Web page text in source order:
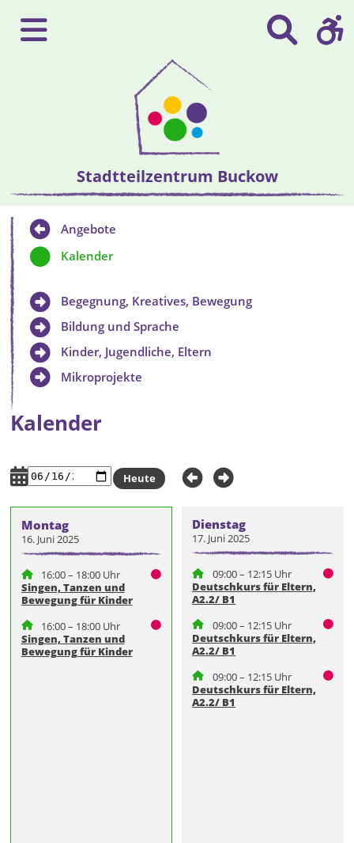
Stadtteilzentrum Buckow
Kalender
Montag
16. Juni 2025
16:00 – 18:00 Uhr
Singen, Tanzen und
Bewegung für Kinder
16:00 – 18:00 Uhr
Singen, Tanzen und
Bewegung für Kinder
Dienstag
17. Juni 2025
09:00 – 12:15 Uhr
Deutschkurs für Eltern,
A2.2/ B1
09:00 – 12:15 Uhr
Deutschkurs für Eltern,
A2.2/ B1
09:00 – 12:15 Uhr
Deutschkurs für Eltern,
A2.2/ B1
Heute
Angebote
Kalender
Begegnung, Kreatives, Bewegung
Bildung und Sprache
Kinder, Jugendliche, Eltern
Mikroprojekte